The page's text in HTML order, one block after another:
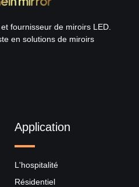
fournisseur de miroirs LED.
en solutions de miroirs
Application
L'hospitalité
Résidentiel